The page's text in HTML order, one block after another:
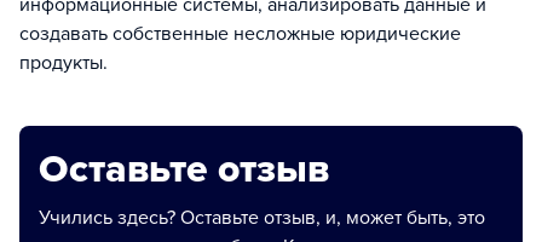
информационные системы, анализировать данные и
создавать собственные несложные юридические
продукты.
Оставьте отзыв
Учились здесь? Оставьте отзыв, и, может быть, это